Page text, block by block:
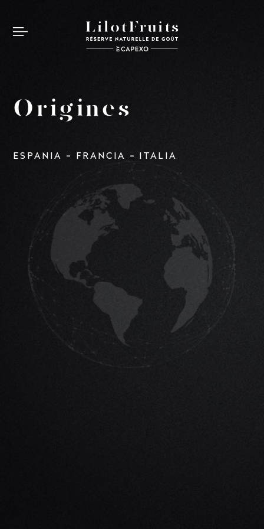
Origines
ESPANIA - FRANCIA - ITALIA